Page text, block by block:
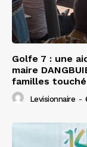
Golfe 7 : une
maire
familles
Levisionnaire -